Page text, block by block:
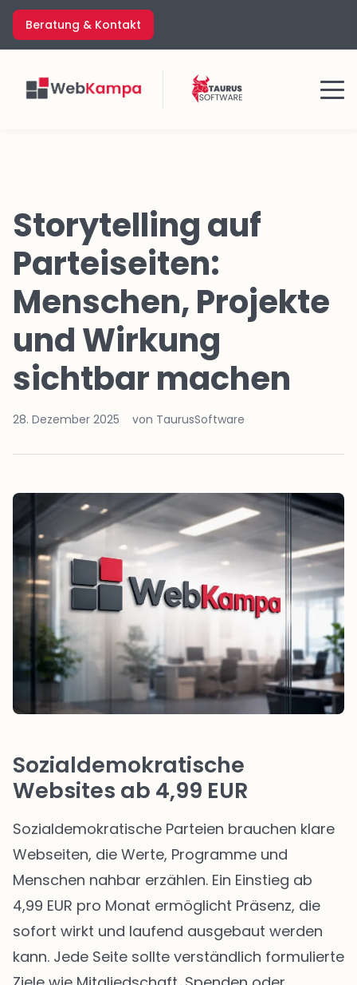
Zum
Inhalt
springen
Beratung & Kontakt
Menü
Storytelling auf
Parteiseiten:
Menschen, Projekte
und Wirkung
sichtbar machen
28. Dezember 2025 von TaurusSoftware
Sozialdemokratische
Websites ab 4,99 EUR
Sozialdemokratische Parteien brauchen klare
Webseiten, die Werte, Programme und
Menschen nahbar erzählen. Ein Einstieg ab
4,99 EUR pro Monat ermöglicht Präsenz, die
sofort wirkt und laufend ausgebaut werden
kann. Jede Seite sollte verständlich formulierte